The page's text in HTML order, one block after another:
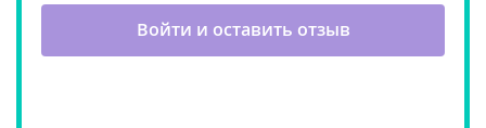
Войти и оставить отзыв